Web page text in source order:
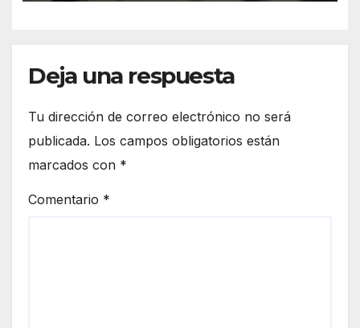
Deja una respuesta
Tu dirección de correo electrónico no será
publicada. Los campos obligatorios están
marcados con *
Comentario *